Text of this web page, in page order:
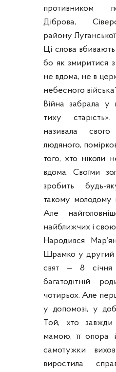
противником
Діброва,
району Луганської
Ці слова вбивають
бо як змиритися
не вдома, не в
небесного
Війна забрала у
тиху
називала
людяного,
того, хто ніколи
вдома. Своїми
зробить будь-
такому молодому
Але
найближчих і свою
Народився
Шрамко у другий
свят — 8
багатодітній
чотирьох. Але
у допомозі, у
Той, хто
мамою, її опора
самотужки
виростила